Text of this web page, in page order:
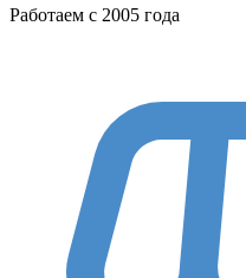
Работаем с 2005 года